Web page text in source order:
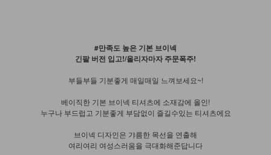
#만족도 높은 기본 브이넥
긴팔 버전 입고!/올리자마자 주문폭주!
부들부들 기분좋게 매일매일 느껴보세요~!
베이직한 기본 브이넥 티셔츠에 소재감에 올인!
누구나 부드럽고 기분좋게 부담없이 즐길수있는 티셔츠에요
브이넥 디자인은 갸름한 목선을 연출해
여리여리 여성스러움을 극대화해준답니다